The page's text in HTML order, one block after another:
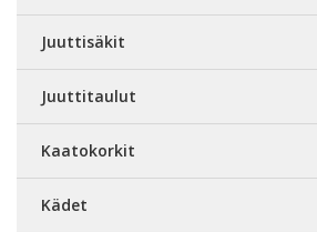
Juuttisäkit
Juuttitaulut
Kaatokorkit
Kädet